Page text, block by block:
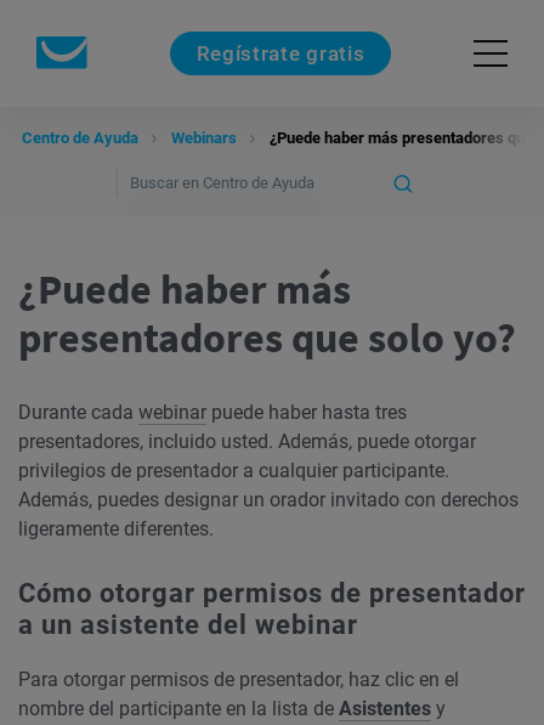
Regístrate gratis
Centro de Ayuda Webinars ¿Puede haber más presentadores que
¿Puede haber más
presentadores que solo yo?
Durante cada webinar puede haber hasta tres
presentadores, incluido usted. Además, puede otorgar
privilegios de presentador a cualquier participante.
Además, puedes designar un orador invitado con derechos
ligeramente diferentes.
Cómo otorgar permisos de presentador
a un asistente del webinar
Para otorgar permisos de presentador, haz clic en el
nombre del participante en la lista de Asistentes y